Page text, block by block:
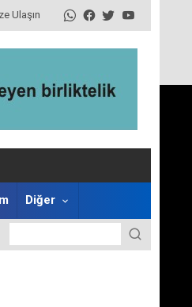
Ulaşın
Diğer